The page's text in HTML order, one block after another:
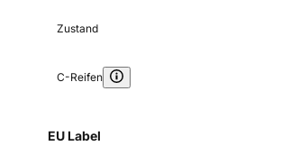
Zustand
C-Reifen
EU Label